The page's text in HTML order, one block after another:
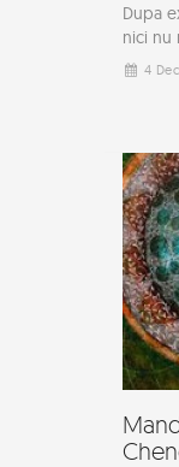
Dupa
nici nu
4